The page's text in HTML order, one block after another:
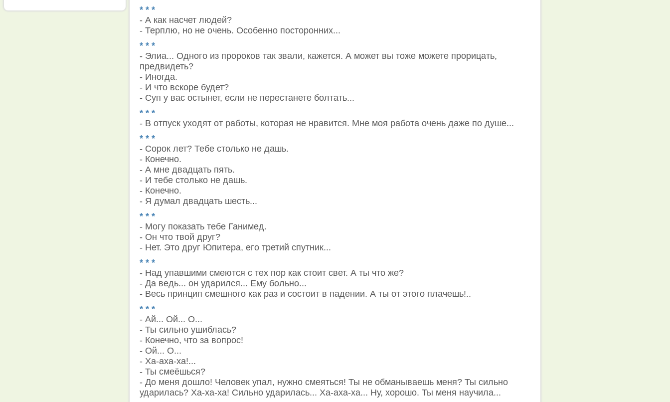
* * *
- А как насчет людей?
- Терплю, но не очень. Особенно посторонних...
* * *
- Элиа... Одного из пророков так звали, кажется. А может вы тоже можете прорицать,
предвидеть?
- Иногда.
- И что вскоре будет?
- Суп у вас остынет, если не перестанете болтать...
* * *
- В отпуск уходят от работы, которая не нравится. Мне моя работа очень даже по душе...
* * *
- Сорок лет? Тебе столько не дашь.
- Конечно.
- А мне двадцать пять.
- И тебе столько не дашь.
- Конечно.
- Я думал двадцать шесть...
* * *
- Могу показать тебе Ганимед.
- Он что твой друг?
- Нет. Это друг Юпитера, его третий спутник...
* * *
- Над упавшими смеются с тех пор как стоит свет. А ты что же?
- Да ведь... он ударился... Ему больно...
- Весь принцип смешного как раз и состоит в падении. А ты от этого плачешь!..
* * *
- Ай... Ой... О...
- Ты сильно ушиблась?
- Конечно, что за вопрос!
- Ой... О...
- Ха-аха-ха!...
- Ты смеёшься?
- До меня дошло! Человек упал, нужно смеяться! Ты не обманываешь меня? Ты сильно
ударилась? Ха-ха-ха! Сильно ударилась... Ха-аха-ха... Ну, хорошо. Ты меня научила...